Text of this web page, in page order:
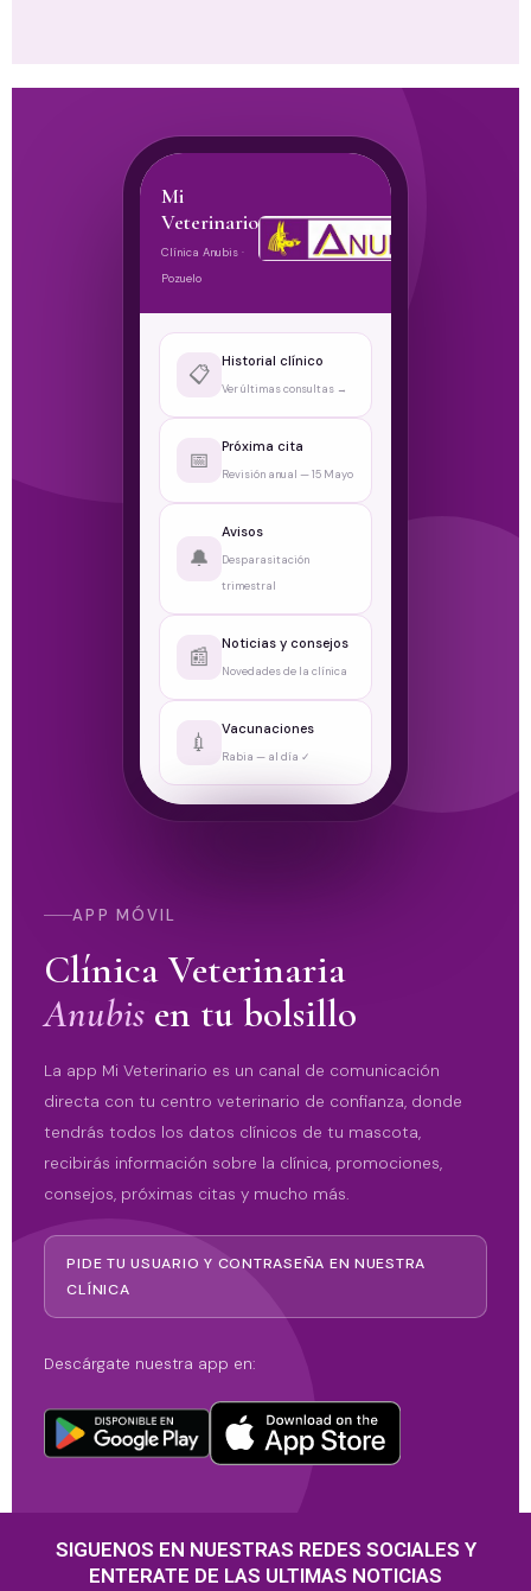
Mi
Veterinario
Clínica Anubis ·
Pozuelo
📋 Historial clínico
Ver últimas consultas →
📅 Próxima cita
Revisión anual — 15 Mayo
🔔
Avisos
Desparasitación
trimestral
📰 Noticias y consejos
Novedades de la clínica
💉 Vacunaciones
Rabia — al día ✓
APP MÓVIL
Clínica Veterinaria
Anubis en tu bolsillo
La app Mi Veterinario es un canal de comunicación
directa con tu centro veterinario de confianza, donde
tendrás todos los datos clínicos de tu mascota,
recibirás información sobre la clínica, promociones,
consejos, próximas citas y mucho más.
PIDE TU USUARIO Y CONTRASEÑA EN NUESTRA
CLÍNICA
Descárgate nuestra app en:
SIGUENOS EN NUESTRAS REDES SOCIALES Y
ENTERATE DE LAS ULTIMAS NOTICIAS